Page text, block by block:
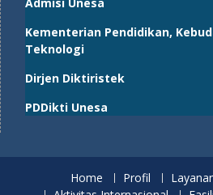
Kementerian Pendidikan,
Teknologi
Dirjen Diktiristek
PDDikti Unesa
Home Profil